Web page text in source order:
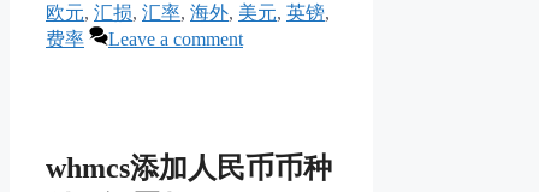
欧元, 汇损, 汇率, 海外, 美元, 英镑,
费率
Leave a comment
whmcs添加人民币币种